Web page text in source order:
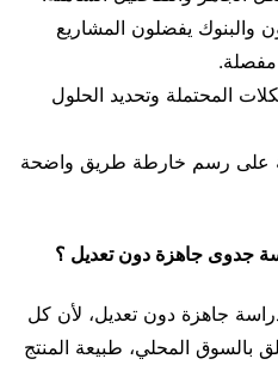
والبنوك يفضلون المشاريع
المحتملة وتحديد الحلول
على رسم خارطة طريق واضحة
جدوى جاهزة دون تعديل ؟
جاهزة دون تعديل، لأن كل
بالسوق المحلي، طبيعة المنتج